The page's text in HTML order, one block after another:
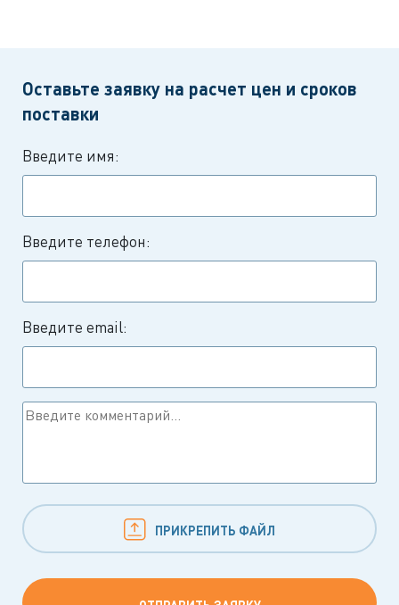
Оставьте заявку на расчет цен и сроков
поставки
Введите имя:
Введите телефон:
Введите email:
ПРИКРЕПИТЬ ФАЙЛ